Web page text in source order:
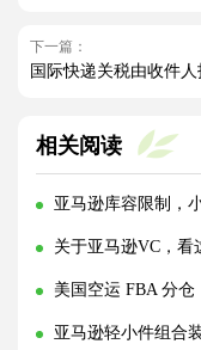
下一篇：
相关阅读
亚马逊库容限制，小批量多
关于亚马逊VC，看
美国空运 FBA 分仓，头程单一空
亚马逊轻小件组合装箱，什